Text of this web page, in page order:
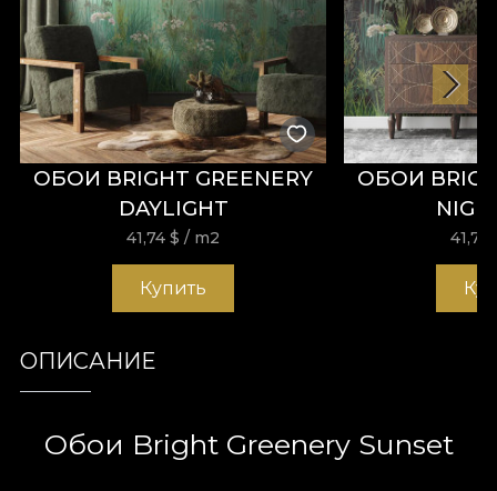
ОБОИ BRIGHT GREENERY
DAYLIGHT
41,74$ / m2
Купить
ОБОИ
41,74
ОПИСАНИЕ
Обои Bright Greenery Sunset